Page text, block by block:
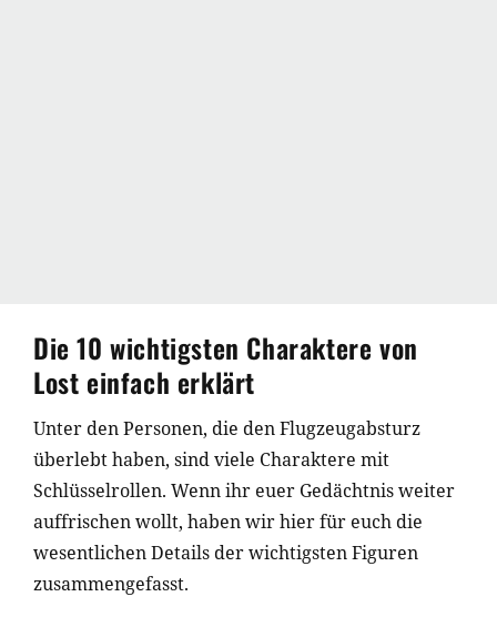
Die 10 wichtigsten Charaktere von
Lost einfach erklärt
Unter den Personen, die den Flugzeugabsturz
überlebt haben, sind viele Charaktere mit
Schlüsselrollen. Wenn ihr euer Gedächtnis weiter
auffrischen wollt, haben wir hier für euch die
wesentlichen Details der wichtigsten Figuren
zusammengefasst.